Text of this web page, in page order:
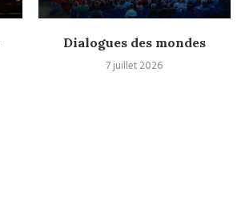
Dialogues des mondes
7 juillet 2026